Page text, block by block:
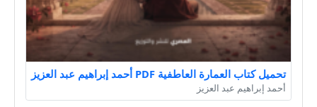
تحميل كتاب العمارة العاطفية PDF أحمد إبراهيم عبد العزيز
أحمد إبراهيم عبد العزيز